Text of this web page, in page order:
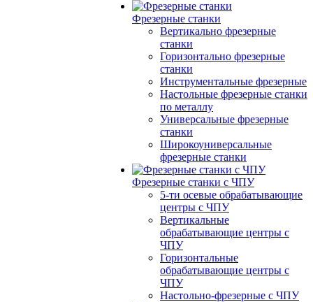
Фрезерные станки
Вертикально фрезерные
станки
Горизонтально фрезерные
станки
Инструментальные фрезерные
Настольные фрезерные станки
по металлу
Универсальные фрезерные
станки
Широкоуниверсальные
фрезерные станки
Фрезерные станки с ЧПУ
5-ти осевые обрабатывающие
центры с ЧПУ
Вертикальные
обрабатывающие центры с
ЧПУ
Горизонтальные
обрабатывающие центры с
ЧПУ
Настольно-фрезерные с ЧПУ